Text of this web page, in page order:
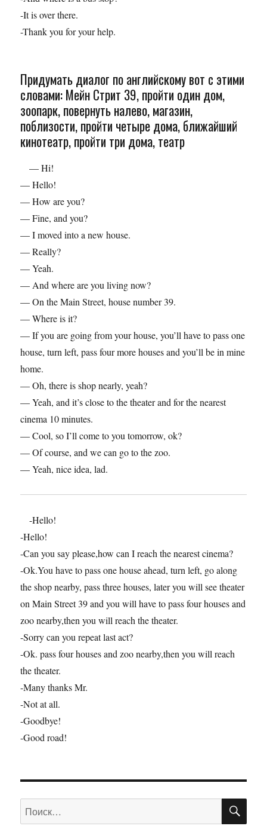
-It is over there.
-Thank you for your help.
Придумать диалог по английскому вот с этими
словами: Мейн Стрит 39, пройти один дом,
зоопарк, повернуть налево, магазин,
поблизости, пройти четыре дома, ближайший
кинотеатр, пройти три дома, театр
— Hi!
— Hello!
— How are you?
— Fine, and you?
— I moved into a new house.
— Really?
— Yeah.
— And where are you living now?
— On the Main Street, house number 39.
— Where is it?
— If you are going from your house, you’ll have to pass one
house, turn left, pass four more houses and you’ll be in mine
home.
— Oh, there is shop nearly, yeah?
— Yeah, and it’s close to the theater and for the nearest
cinema 10 minutes.
— Cool, so I’ll come to you tomorrow, ok?
— Of course, and we can go to the zoo.
— Yeah, nice idea, lad.
-Hello!
-Hello!
-Can you say please,how can I reach the nearest cinema?
-Ok.You have to pass one house ahead, turn left, go along
the shop nearby, pass three houses, later you will see theater
on Main Street 39 and you will have to pass four houses and
zoo nearby,then you will reach the theater.
-Sorry can you repeat last act?
-Ok. pass four houses and zoo nearby,then you will reach
the theater.
-Many thanks Mr.
-Not at all.
-Goodbye!
-Good road!
Искать: